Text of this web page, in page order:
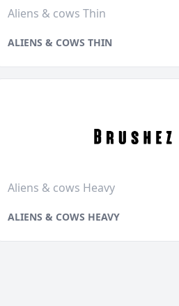
Aliens & cows Thin
ALIENS & COWS THIN
Aliens & cows Heavy
ALIENS & COWS HEAVY